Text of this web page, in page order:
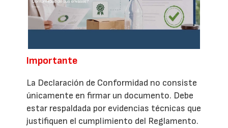
Importante
La Declaración de Conformidad no consiste
únicamente en firmar un documento. Debe
estar respaldada por evidencias técnicas que
justifiquen el cumplimiento del Reglamento.